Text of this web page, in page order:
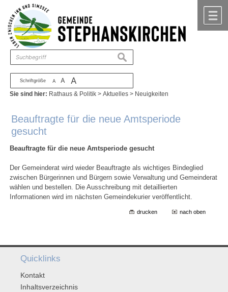
Zum Inhalt ,zur Navigation
Schriftgröße A A A
suchen
Sie sind hier: Rathaus & Politik >Aktuelles > Neuigkeiten
Beauftragte für die neue Amtsperiode
gesucht
Beauftragte für die neue Amtsperiode gesucht
Der Gemeinderat wird wieder Beauftragte als wichtiges Bindeglied
zwischen Bürgerinnen und Bürgern sowie Verwaltung und Gemeinderat
wählen und bestellen. Die Ausschreibung mit detaillierten
Informationen wird im nächsten Gemeindekurier veröffentlicht.
drucken nach oben
Quicklinks
Kontakt
Inhaltsverzeichnis